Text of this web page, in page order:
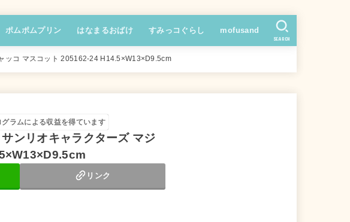
ポムポムプリン はなまるおばけ すみっコぐらし mofusand
SEARCH
ッコ マスコット 205162-24 H14.5×W13×D9.5cm
ラムによる収益を得ています
ンリオキャラクターズ マジ
リンク